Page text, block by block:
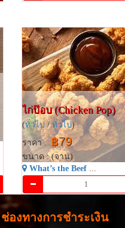
ไก่ป๊อบ (Chicken Pop)
(ทั่วไป/ทั่วไป)
ราคา : ฿79
ขนาด : (จาน)
What’s the Beef ...
ช่องทางการชำระเงิน